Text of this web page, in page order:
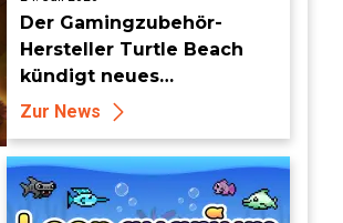
Der Gamingzubehör-
Hersteller Turtle Beach
kündigt neues
Flugsimulationszubehör
Zur News